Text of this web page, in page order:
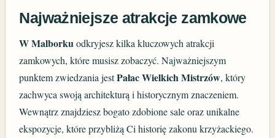
Najważniejsze atrakcje zamkowe
W Malborkuodkryjesz kilka kluczowych atrakcji
zamkowych, które musisz zobaczyć. Najważniejszym
punktem zwiedzania jestPałac Wielkich Mistrzów, który
zachwyca swoją architekturą i historycznym znaczeniem.
Wewnątrz znajdziesz bogato zdobione sale oraz unikalne
ekspozycje, które przybliżą Ci historię zakonu krzyżackiego.